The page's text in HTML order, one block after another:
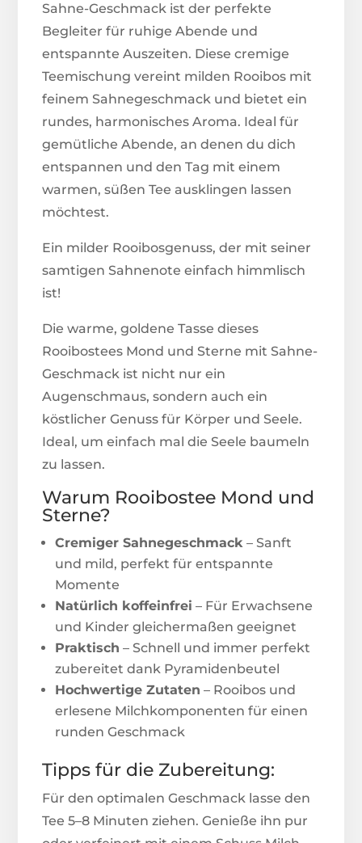
Sahne-Geschmack ist der perfekte
Begleiter für ruhige Abende und
entspannte Auszeiten. Diese cremige
Teemischung vereint milden Rooibos mit
feinem Sahnegeschmack und bietet ein
rundes, harmonisches Aroma. Ideal für
gemütliche Abende, an denen du dich
entspannen und den Tag mit einem
warmen, süßen Tee ausklingen lassen
möchtest.
Ein milder Rooibosgenuss, der mit seiner
samtigen Sahnenote einfach himmlisch
ist!
Die warme, goldene Tasse dieses
Rooibostees Mond und Sterne mit Sahne-
Geschmack ist nicht nur ein
Augenschmaus, sondern auch ein
köstlicher Genuss für Körper und Seele.
Ideal, um einfach mal die Seele baumeln
zu lassen.
Warum Rooibostee Mond und
Sterne?
Cremiger Sahnegeschmack – Sanft
und mild, perfekt für entspannte
Momente
Natürlich koffeinfrei – Für Erwachsene
und Kinder gleichermaßen geeignet
Praktisch – Schnell und immer perfekt
zubereitet dank Pyramidenbeutel
Hochwertige Zutaten – Rooibos und
erlesene Milchkomponenten für einen
runden Geschmack
Tipps für die Zubereitung:
Für den optimalen Geschmack lasse den
Tee 5–8 Minuten ziehen. Genieße ihn pur